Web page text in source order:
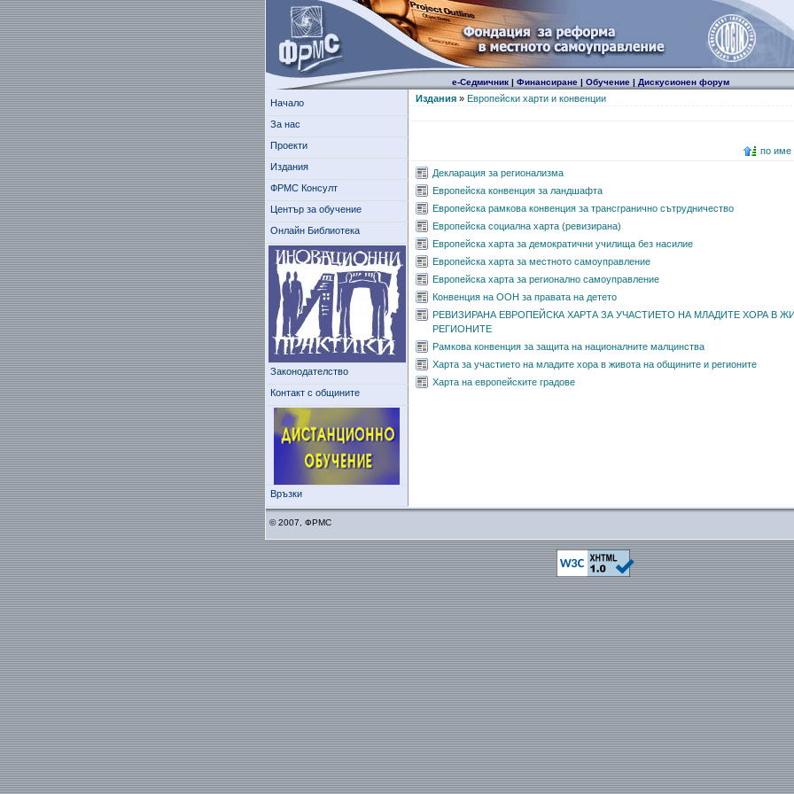
е-Седмичник| Финансиране| Обучение| Дискусионен форум
Начало
За нас
Проекти
Издания
ФРМС Консулт
Център за обучение
Онлайн Библиотека
Законодателство
Контакт с общините
Връзки
Издания» Европейски харти и конвенции
по име
Декларация за регионализма
Европейска конвенция за ландшафта
Европейска рамкова конвенция за трансгранично сътрудничество
Европейска социална харта (ревизирана)
Европейска харта за демократични училища без насилие
Европейска харта за местното самоуправление
Европейска харта за регионално самоуправление
Конвенция на ООН за правата на детето
РЕВИЗИРАНА ЕВРОПЕЙСКА ХАРТА ЗА УЧАСТИЕТО НА МЛАДИТЕ ХОРА В
РЕГИОНИТЕ
Рамкова конвенция за защита на националните малцинства
Харта за участието на младите хора в живота на общините и регионите
Харта на европейските градове
© 2007, ФРМС